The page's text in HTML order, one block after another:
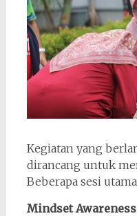
Kegiatan yang
dirancang untuk
Beberapa sesi
Mindset Awareness